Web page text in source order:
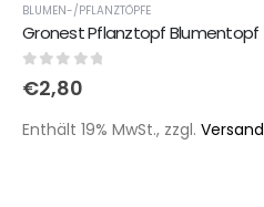
BLUMEN-/PFLANZTÖPFE
out of 5
€2,80
Enthält 19% MwSt., zzgl. Versand